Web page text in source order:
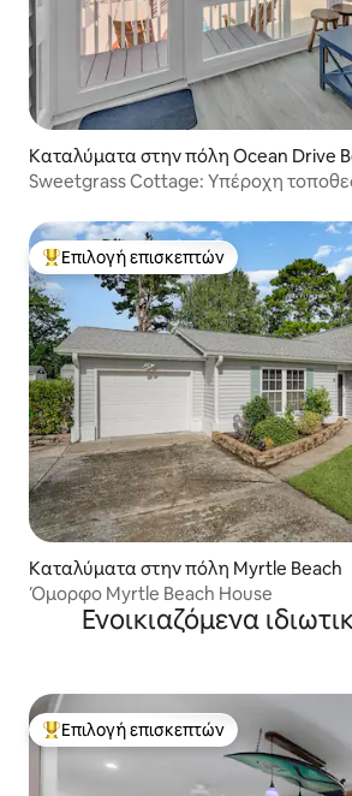
Καταλύματα στην πόλη Ocean Drive
Sweetgrass Cottage: Υπέροχη
Κορυφαία επιλογή επισκεπτών
Επιλογή επισκεπτών
Καταλύματα στην πόλη Myrtle Beach
Όμορφο Myrtle Beach House
Ενοικιαζόμενα
Κορυφαία επιλογή επισκεπτών
Επιλογή επισκεπτών